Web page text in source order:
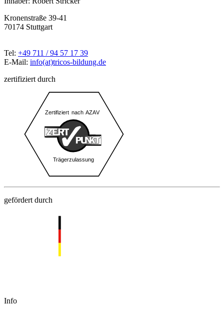
Kronenstraße 39-41
70174 Stuttgart
Tel: +49 711 / 94 57 17 39
E-Mail: info(at)tricos-bildung.de
zertifiziert durch
gefördert durch
Info